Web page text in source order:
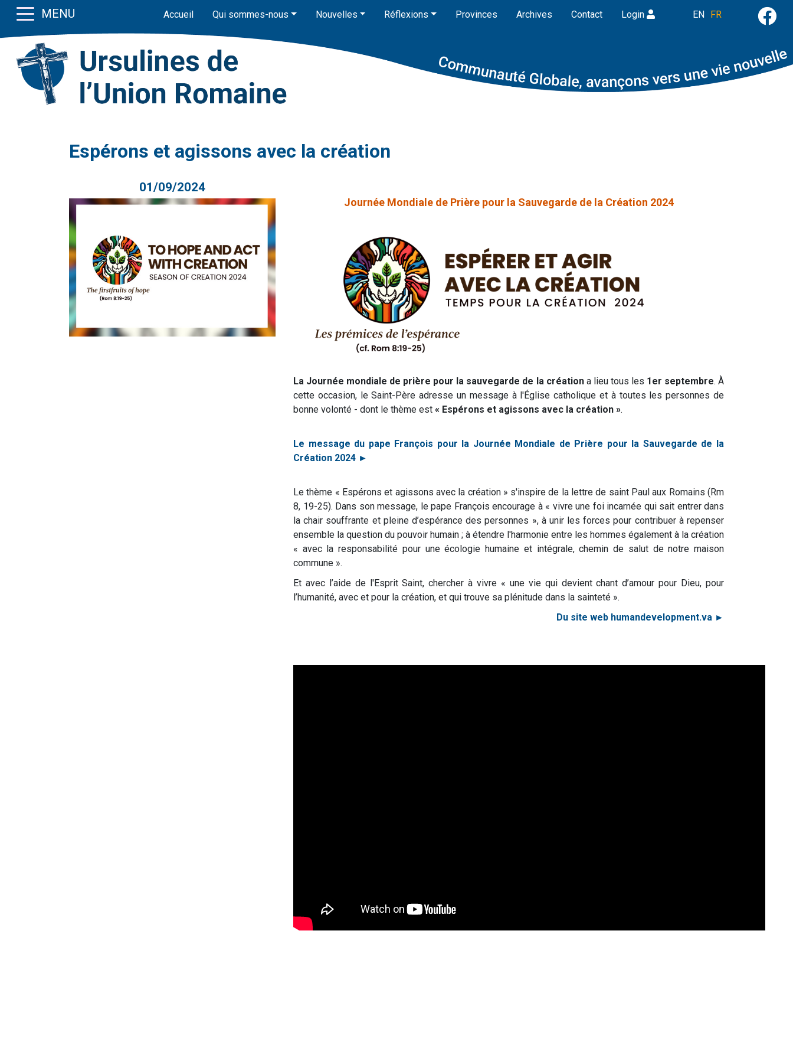
MENU Accueil Qui sommes-nous Nouvelles Réflexions Provinces Archives Contact Login EN FR
Espérons et agissons avec la création
01/09/2024
Journée Mondiale de Prière pour la Sauvegarde de la Création 2024
La Journée mondiale de prière pour la sauvegarde de la créationa lieu tous les 1er septembre. À
cette occasion, le Saint-Père adresse un message à l'Église catholique et à toutes les personnes de
bonne volonté - dont le thème est « Espérons et agissons avec la création ».
Le message du pape François pour la Journée Mondiale de Prière pour la Sauvegarde de la
Création 2024 ►
Le thème « Espérons et agissons avec la création » s'inspire de la lettre de saint Paul aux Romains (Rm
8, 19-25). Dans son message, le pape François encourage à « vivre une foi incarnée qui sait entrer dans
la chair souffrante et pleine d’espérance des personnes », à unir les forces pour contribuer à repenser
ensemble la question du pouvoir humain ; à étendre l'harmonie entre les hommes également à la création
« avec la responsabilité pour une écologie humaine et intégrale, chemin de salut de notre maison
commune ».
Et avec l’aide de l'Esprit Saint, chercher à vivre « une vie qui devient chant d’amour pour Dieu, pour
l’humanité, avec et pour la création, et qui trouve sa plénitude dans la sainteté ».
Du site web humandevelopment.va ►